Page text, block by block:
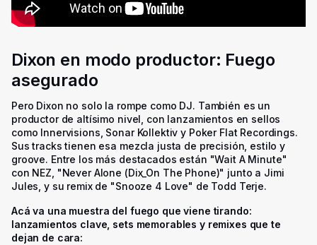
Dixon en modo productor: Fuego
asegurado
Pero Dixon no solo la rompe como DJ. También es un
productor de altísimo nivel, con lanzamientos en sellos
como Innervisions, Sonar Kollektiv y Poker Flat Recordings.
Sus tracks tienen esa mezcla justa de precisión, estilo y
groove. Entre los más destacados están "Wait A Minute"
con NEZ, "Never Alone (Dix_On The Phone)" junto a Jimi
Jules, y su remix de "Snooze 4 Love" de Todd Terje.
Acá va una muestra del fuego que viene tirando:
lanzamientos clave, sets memorables y remixes que te
dejan de cara: